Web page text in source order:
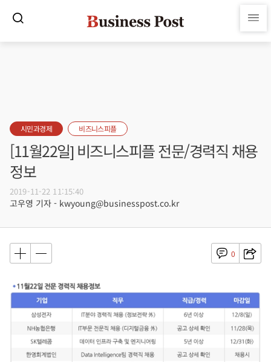
시민과경제 비즈니스피플
[11월22일] 비즈니스피플 전문/경력직 채용
정보
2019-11-22 11:15:40
고우영 기자 - kwyoung@businesspost.co.kr
0